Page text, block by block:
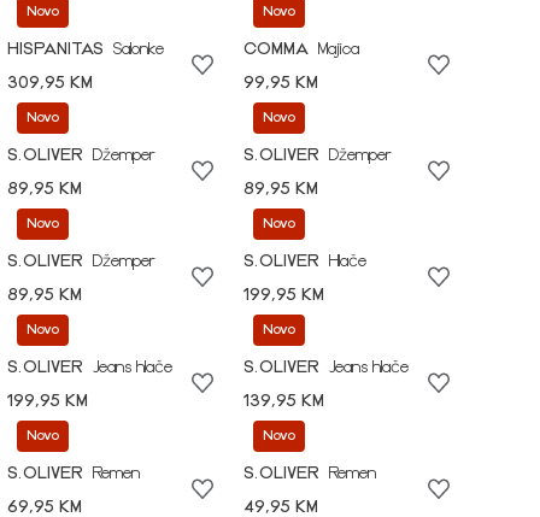
Novo
HISPANITAS
Salonke
309,95 KM
Novo
COMMA
Majica
99,95 KM
Novo
S.OLIVER
Džemper
89,95 KM
Novo
S.OLIVER
Džemper
89,95 KM
Novo
S.OLIVER
Džemper
89,95 KM
Novo
S.OLIVER
Hlače
199,95 KM
Novo
S.OLIVER
Jeans hlače
199,95 KM
Novo
S.OLIVER
Jeans hlače
139,95 KM
Novo
S.OLIVER
Remen
69,95 KM
Novo
S.OLIVER
Remen
49,95 KM